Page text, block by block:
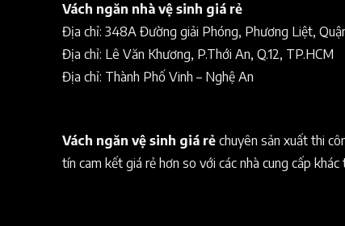
Vách ngăn nhà vệ sinh giá rẻ
Địa chỉ: 348A Đường giải Phóng, Phương Liệt,
Địa chỉ: Lê Văn Khương, P.Thới An, Q.12, TP.HCM
Địa chỉ: Thành Phố Vinh – Nghệ An
Vách ngăn vệ sinh giá rẻ chuyên sản xuất thi
tín cam kết giá rẻ hơn so với các nhà cung cấp